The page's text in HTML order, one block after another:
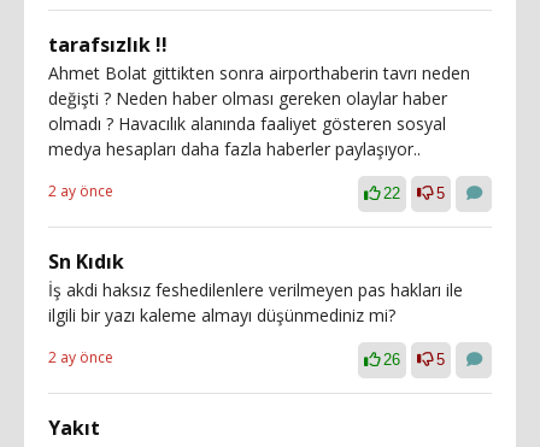
tarafsızlık !!
Ahmet Bolat gittikten sonra airporthaberin tavrı neden
değişti ? Neden haber olması gereken olaylar haber
olmadı ? Havacılık alanında faaliyet gösteren sosyal
medya hesapları daha fazla haberler paylaşıyor..
2 ay önce 22 5
Sn Kıdık
İş akdi haksız feshedilenlere verilmeyen pas hakları ile
ilgili bir yazı kaleme almayı düşünmediniz mi?
2 ay önce 26 5
Yakıt